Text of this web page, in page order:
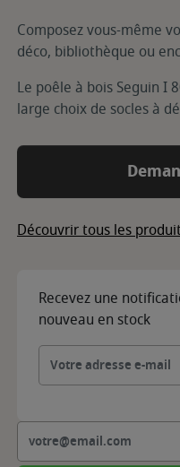
Composez vous-même
déco, bibliothèque ou
Le poêle à bois Seguin I
large choix de socles à
Découvrir tous les
Recevez une
nouveau en stock